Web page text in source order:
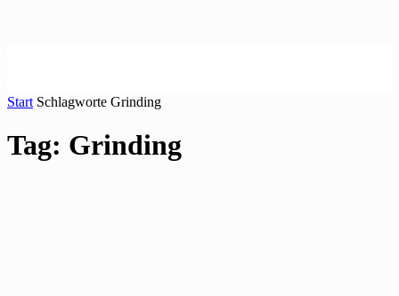
Start Schlagworte Grinding
Tag: Grinding